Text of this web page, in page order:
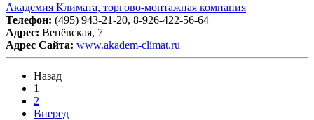
Академия Климата, торгово-монтажная компания
Телефон: (495) 943-21-20, 8-926-422-56-64
Адрес: Венёвская, 7
Адрес Сайта: www.akadem-climat.ru
Назад
1
2
Вперед